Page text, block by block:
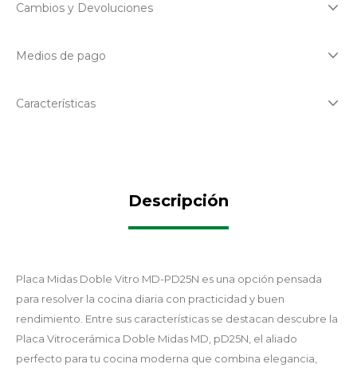
Cambios y Devoluciones
Medios de pago
Características
Descripción
Placa Midas Doble Vitro MD-PD25N es una opción pensada
para resolver la cocina diaria con practicidad y buen
rendimiento. Entre sus características se destacan descubre la
Placa Vitrocerámica Doble Midas MD, pD25N, el aliado
perfecto para tu cocina moderna que combina elegancia,